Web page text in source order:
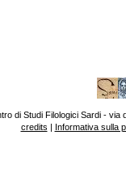
di Studi Filologici Sardi - via
credits | Informativa sulla